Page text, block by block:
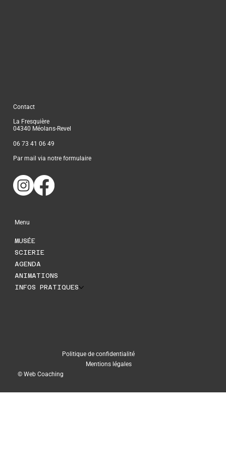
Contact
La Fresquière
04340 Méolans-Revel
06 73 41 06 49
Par mail via notre formulaire
Menu
MUSÉE
SCIERIE
AGENDA
ANIMATIONS
INFOS PRATIQUES
Politique de confidentialité
Mentions légales
© Web Coaching